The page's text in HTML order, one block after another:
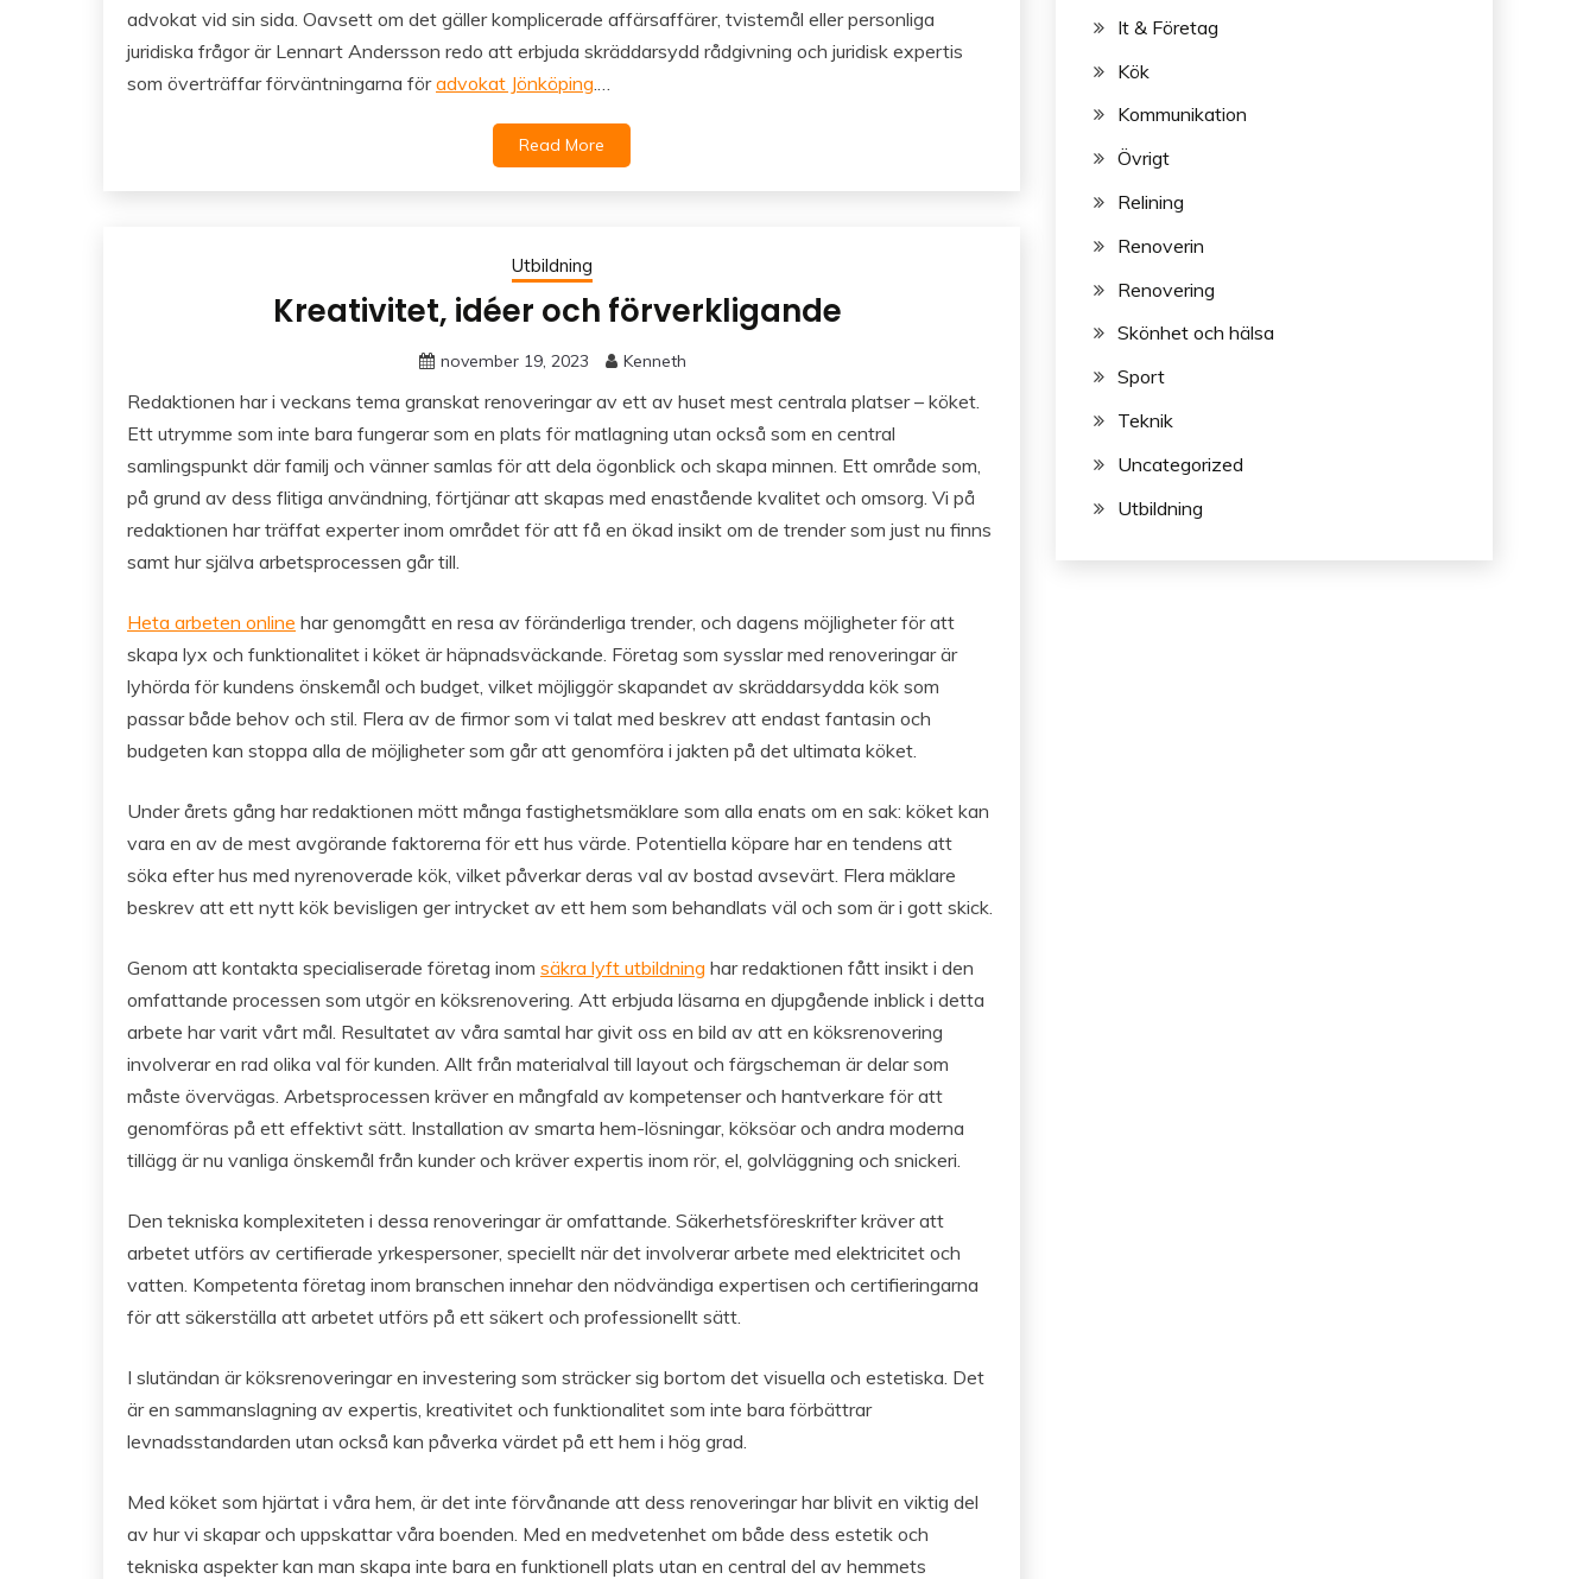
advokat vid sin sida. Oavsett om det gäller komplicerade affärsaffärer, tvistemål eller personliga
juridiska frågor är Lennart Andersson redo att erbjuda skräddarsydd rådgivning och juridisk expertis
som överträffar förväntningarna föradvokat Jönköping.…
Read More
Utbildning
Kreativitet, idéer och förverkligande
november 19, 2023 Kenneth
Redaktionen har i veckans tema granskat renoveringar av ett av huset mest centrala platser – köket.
Ett utrymme som inte bara fungerar som en plats för matlagning utan också som en central
samlingspunkt där familj och vänner samlas för att dela ögonblick och skapa minnen. Ett område som,
på grund av dess flitiga användning, förtjänar att skapas med enastående kvalitet och omsorg. Vi på
redaktionen har träffat experter inom området för att få en ökad insikt om de trender som just nu finns
samt hur själva arbetsprocessen går till.
Heta arbeten online har genomgått en resa av föränderliga trender, och dagens möjligheter för att
skapa lyx och funktionalitet i köket är häpnadsväckande. Företag som sysslar med renoveringar är
lyhörda för kundens önskemål och budget, vilket möjliggör skapandet av skräddarsydda kök som
passar både behov och stil. Flera av de firmor som vi talat med beskrev att endast fantasin och
budgeten kan stoppa alla de möjligheter som går att genomföra i jakten på det ultimata köket.
Under årets gång har redaktionen mött många fastighetsmäklare som alla enats om en sak: köket kan
vara en av de mest avgörande faktorerna för ett hus värde. Potentiella köpare har en tendens att
söka efter hus med nyrenoverade kök, vilket påverkar deras val av bostad avsevärt. Flera mäklare
beskrev att ett nytt kök bevisligen ger intrycket av ett hem som behandlats väl och som är i gott skick.
Genom att kontakta specialiserade företag inom säkra lyft utbildning har redaktionen fått insikt i den
omfattande processen som utgör en köksrenovering. Att erbjuda läsarna en djupgående inblick i detta
arbete har varit vårt mål. Resultatet av våra samtal har givit oss en bild av att en köksrenovering
involverar en rad olika val för kunden. Allt från materialval till layout och färgscheman är delar som
måste övervägas. Arbetsprocessen kräver en mångfald av kompetenser och hantverkare för att
genomföras på ett effektivt sätt. Installation av smarta hem-lösningar, köksöar och andra moderna
tillägg är nu vanliga önskemål från kunder och kräver expertis inom rör, el, golvläggning och snickeri.
Den tekniska komplexiteten i dessa renoveringar är omfattande. Säkerhetsföreskrifter kräver att
arbetet utförs av certifierade yrkespersoner, speciellt när det involverar arbete med elektricitet och
vatten. Kompetenta företag inom branschen innehar den nödvändiga expertisen och certifieringarna
för att säkerställa att arbetet utförs på ett säkert och professionellt sätt.
I slutändan är köksrenoveringar en investering som sträcker sig bortom det visuella och estetiska. Det
är en sammanslagning av expertis, kreativitet och funktionalitet som inte bara förbättrar
levnadsstandarden utan också kan påverka värdet på ett hem i hög grad.
Med köket som hjärtat i våra hem, är det inte förvånande att dess renoveringar har blivit en viktig del
av hur vi skapar och uppskattar våra boenden. Med en medvetenhet om både dess estetik och
tekniska aspekter kan man skapa inte bara en funktionell plats utan en central del av hemmets
It & Företag
Kök
Kommunikation
Övrigt
Relining
Renoverin
Renovering
Skönhet och hälsa
Sport
Teknik
Uncategorized
Utbildning